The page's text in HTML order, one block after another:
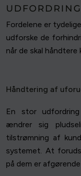
Fordelene er
udforske de
når de skal
Håndtering af
En stor
ændrer sig
tilstrømning af
systemet. At
på dem er